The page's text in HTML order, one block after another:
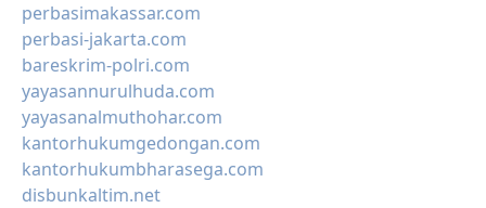
perbasimakassar.com
perbasi-jakarta.com
bareskrim-polri.com
yayasannurulhuda.com
yayasanalmuthohar.com
kantorhukumgedongan.com
kantorhukumbharasega.com
disbunkaltim.net